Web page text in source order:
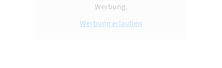
Werbung.
Werbung erlauben